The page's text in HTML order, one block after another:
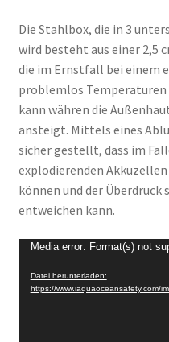
Die Stahlbox, die in 3
wird besteht aus einer 2,5
die im Ernstfall bei einem
problemlos Temperaturen
kann währen die
ansteigt. Mittels eines
sicher gestellt, dass im
explodierenden
können und der
entweichen kann.
Video-
Media error: Format(s) not
Datei herunterladen:
https://www.iaquaoceansafety.com/